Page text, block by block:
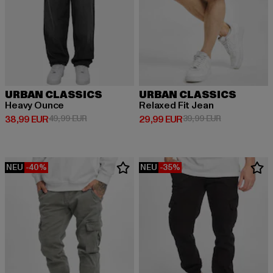
URBAN CLASSICS
Heavy Ounce
38,99 EUR
Derzeitiger Preis: 38,99 EUR
49,99 EURAktionspreis: 49,99 EUR
URBAN CLASSICS
Relaxed Fit Jean
29,99 EUR
Derzeitiger Preis: 29,99 EUR
39,99 EURAktionspreis:
NEU -40% NEU -35%